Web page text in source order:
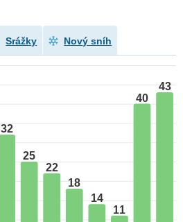
Srážky Nový sníh
32
25
22
18
14
11
40
43